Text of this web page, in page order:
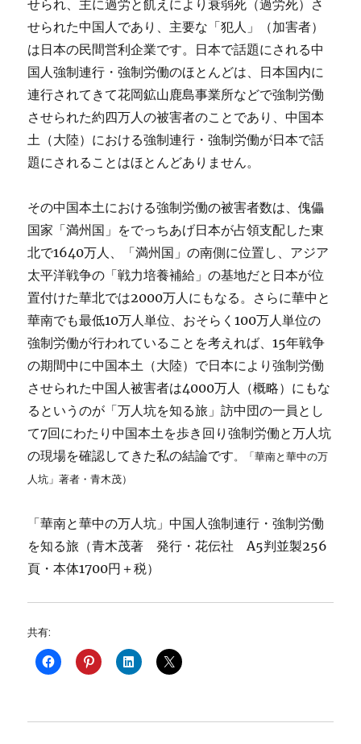
せられ、主に過労と飢えにより衰弱死（過労死）さ
せられた中国人であり、主要な「犯人」（加害者）
は日本の民間営利企業です。日本で話題にされる中
国人強制連行・強制労働のほとんどは、日本国内に
連行されてきて花岡鉱山鹿島事業所などで強制労働
させられた約四万人の被害者のことであり、中国本
土（大陸）における強制連行・強制労働が日本で話
題にされることはほとんどありません。
その中国本土における強制労働の被害者数は、傀儡
国家「満州国」をでっちあげ日本が占領支配した東
北で1640万人、「満州国」の南側に位置し、アジア
太平洋戦争の「戦力培養補給」の基地だと日本が位
置付けた華北では2000万人にもなる。さらに華中と
華南でも最低10万人単位、おそらく100万人単位の
強制労働が行われていることを考えれば、15年戦争
の期間中に中国本土（大陸）で日本により強制労働
させられた中国人被害者は4000万人（概略）にもな
るというのが「万人坑を知る旅」訪中団の一員とし
て7回にわたり中国本土を歩き回り強制労働と万人坑
の現場を確認してきた私の結論です。「華南と華中の万
人坑」著者・青木茂）
「華南と華中の万人坑」中国人強制連行・強制労働
を知る旅（青木茂著 発行・花伝社 A5判並製256
頁・本体1700円＋税）
共有: